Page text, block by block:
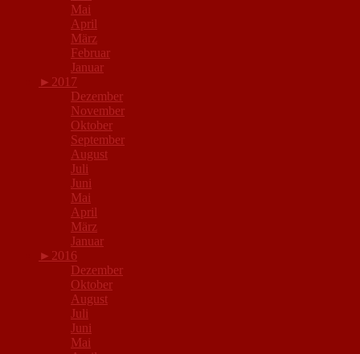
Mai
April
März
Februar
Januar
► 2017
Dezember
November
Oktober
September
August
Juli
Juni
Mai
April
März
Januar
► 2016
Dezember
Oktober
August
Juli
Juni
Mai